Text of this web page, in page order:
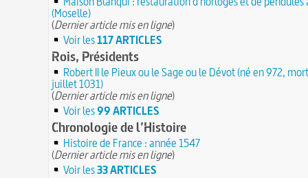
(Moselle)
(Dernier article mis en ligne)
Voir les117 ARTICLES
Rois, Présidents
Robert II le Pieux ou le Sage ou le Dévot (né en 972,
juillet 1031)
(Dernier article mis en ligne)
Voir les99 ARTICLES
Chronologie de l’Histoire
Histoire de France : année 1547
(Dernier article mis en ligne)
Voir les33 ARTICLES